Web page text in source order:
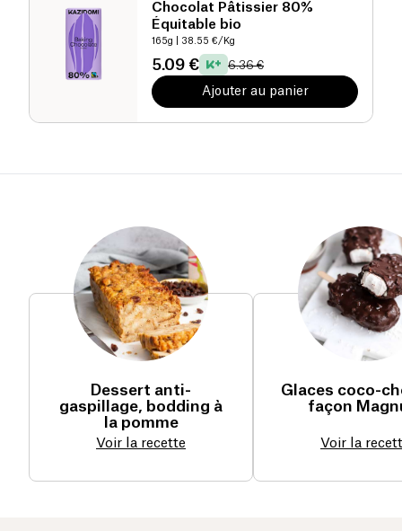
Chocolat Pâtissier 80%
Équitable bio
165g | 38.55 €/Kg
5.09 € 6.36 €
Ajouter au panier
Dessert anti-
gaspillage, bodding à
la pomme
Voir la recette
Glaces coco-
façon
Voir la